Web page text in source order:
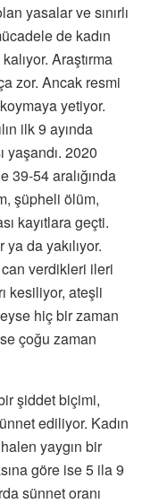
yasalar ve sınırlı
de kadın
Araştırma
zor. Ancak resmi
yetiyor.
ilk 9 ayında
yaşandı. 2020
39-54 aralığında
şüpheli ölüm,
kayıtlara geçti.
da yakılıyor.
can verdikleri ileri
kesiliyor, ateşli
hiç bir zaman
çoğu zaman
şiddet biçimi,
ediliyor. Kadın
yaygın bir
göre ise 5 ila 9
sünnet oranı